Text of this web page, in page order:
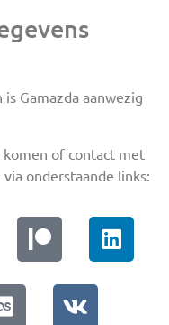
Gamazda aanwezig
of contact met
onderstaande links: